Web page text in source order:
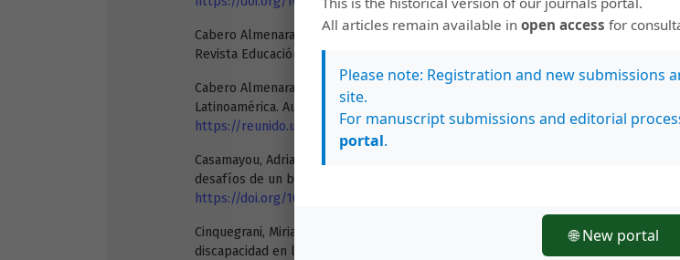
Cabero Almenara, Julio. y Córdoba Pérez, Margarita. (2019). Inclusión educativa:
Revista Educación Inclusiva, 2(1), 61-77.
Cabero Almenara, Julio. y Valencia Ortiz, Rubicelia. (2019). TIC para la inclusión: una
Latinoamérica. Aula Abierta, 48(2), 139-146.
https://reunido.uniovi.es/index.php/AA/article/view/13283/12431
Casamayou, Adriana. y Morales González, María. (2017). Personas mayores y
desafíos de un binomio. Psicología, Conocimiento y Sociedad, 7(2), 152-172.
https://doi.org/10.26864/pcs.v7.n2.9
Cinquegrani, Mirian. (2020). ¿Dónde está lo que falta? Representaciones y miradas
discapacidad en la escuela a partir de las narrativas de familias en lucha por el
All articles remain available in open access for
Please note: Registration and new submissions
site.
For manuscript submissions and editorial
portal.
🌐 New portal